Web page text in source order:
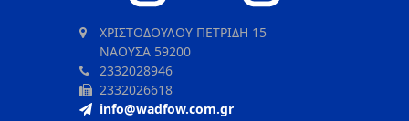
ΧΡΙΣΤΟΔΟΥΛΟΥ ΠΕΤΡΙΔΗ 15
ΝΑΟΥΣΑ 59200
2332028946
2332026618
info@wadfow.com.gr